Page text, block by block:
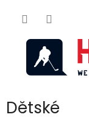
Dětské